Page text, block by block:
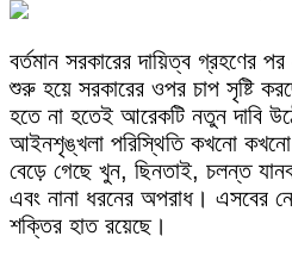
বর্তমান সরকারের দায়িত্ব গ্রহণের
শুরু হয়ে সরকারের ওপর চাপ সৃষ্টি
হতে না হতেই আরেকটি নতুন দাবি
আইনশৃঙ্খলা পরিস্থিতি কখনো
বেড়ে গেছে খুন, ছিনতাই, চলন্ত
এবং নানা ধরনের অপরাধ। এসবের
শক্তির হাত রয়েছে।